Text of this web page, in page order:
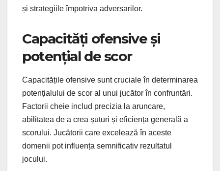
și strategiile împotriva adversarilor.
Capacități ofensive și
potențial de scor
Capacitățile ofensive sunt cruciale în determinarea
potențialului de scor al unui jucător în confruntări.
Factorii cheie includ precizia la aruncare,
abilitatea de a crea șuturi și eficiența generală a
scorului. Jucătorii care excelează în aceste
domenii pot influența semnificativ rezultatul
jocului.